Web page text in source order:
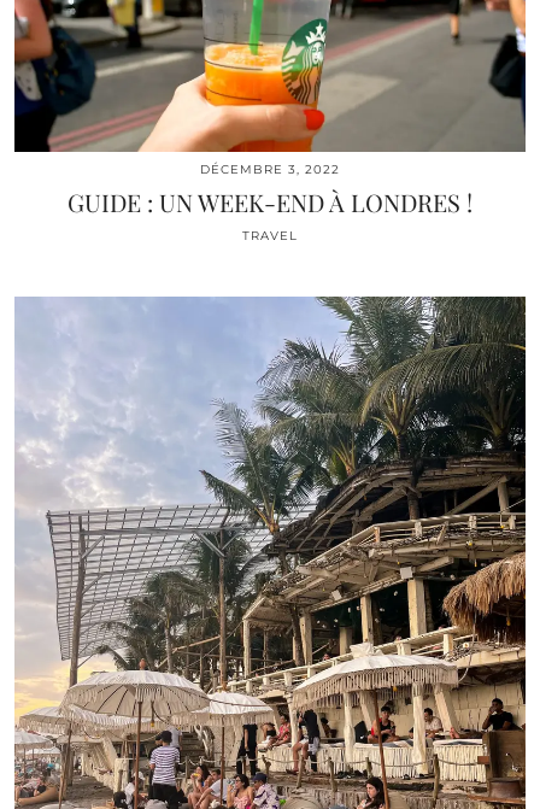
DÉCEMBRE 3, 2022
GUIDE : UN WEEK-END À LONDRES !
TRAVEL